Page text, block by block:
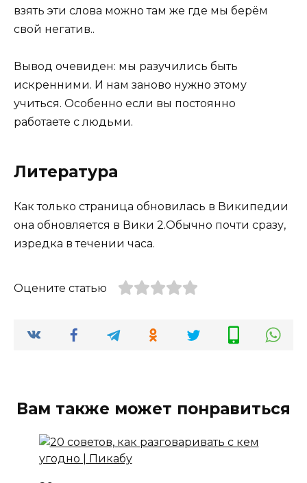
взять эти слова можно там же где мы берём
свой негатив..
Вывод очевиден: мы разучились быть
искренними. И нам заново нужно этому
учиться. Особенно если вы постоянно
работаете с людьми.
Литература
Как только страница обновилась в Википедии
она обновляется в Вики 2.Обычно почти сразу,
изредка в течении часа.
Оцените статью
Вам также может понравиться